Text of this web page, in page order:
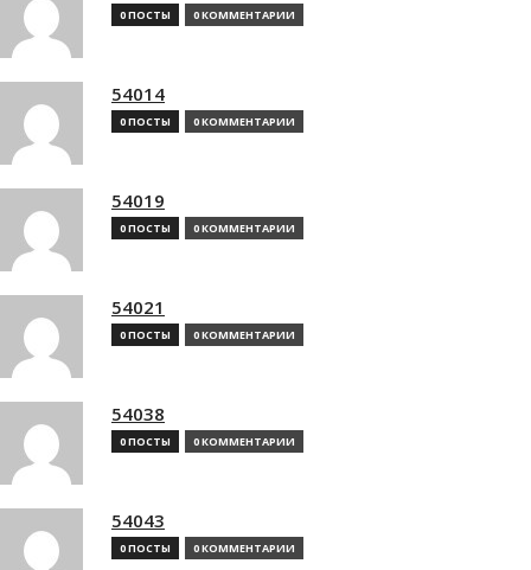
0 ПОСТЫ 0 КОММЕНТАРИИ
54014
0 ПОСТЫ 0 КОММЕНТАРИИ
54019
0 ПОСТЫ 0 КОММЕНТАРИИ
54021
0 ПОСТЫ 0 КОММЕНТАРИИ
54038
0 ПОСТЫ 0 КОММЕНТАРИИ
54043
0 ПОСТЫ 0 КОММЕНТАРИИ